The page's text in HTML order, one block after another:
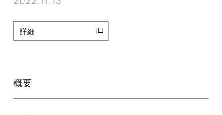
詳細
概要